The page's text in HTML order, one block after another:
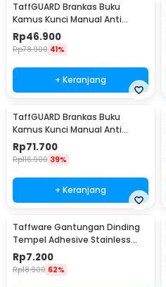
TaffGUARD Brankas Buku
Kamus Kunci Manual Anti
Maling Hidden Safe Box Kecil -
KB-10L
Rp46.900
Rp78.900 41%
+ Keranjang
TaffGUARD Brankas Buku
Kamus Kunci Manual Anti
Maling Hidden Safe Box Besar -
KB-10L
Rp71.700
Rp116.900 39%
+ Keranjang
Taffware Gantungan Dinding
Tempel Adhesive Stainless
Steel 6 PCS - ST40
Rp7.200
Rp18.900 62%